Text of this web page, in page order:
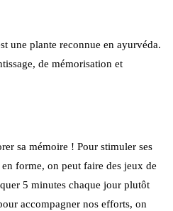
une plante reconnue en ayurvéda.
de mémorisation et
sa mémoire ! Pour stimuler ses
forme, on peut faire des jeux de
5 minutes chaque jour plutôt
accompagner nos efforts, on